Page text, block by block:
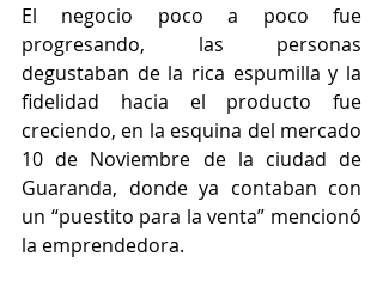
El negocio poco a poco fue
progresando, las personas
degustaban de la rica espumilla y la
fidelidad hacia el producto fue
creciendo, en la esquina del mercado
10 de Noviembre de la ciudad de
Guaranda, donde ya contaban con
un “puestito para la venta” mencionó
la emprendedora.